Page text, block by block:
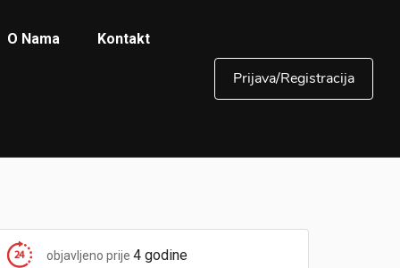
O Nama Kontakt
Prijava/Registracija
objavljeno prije 4 godine